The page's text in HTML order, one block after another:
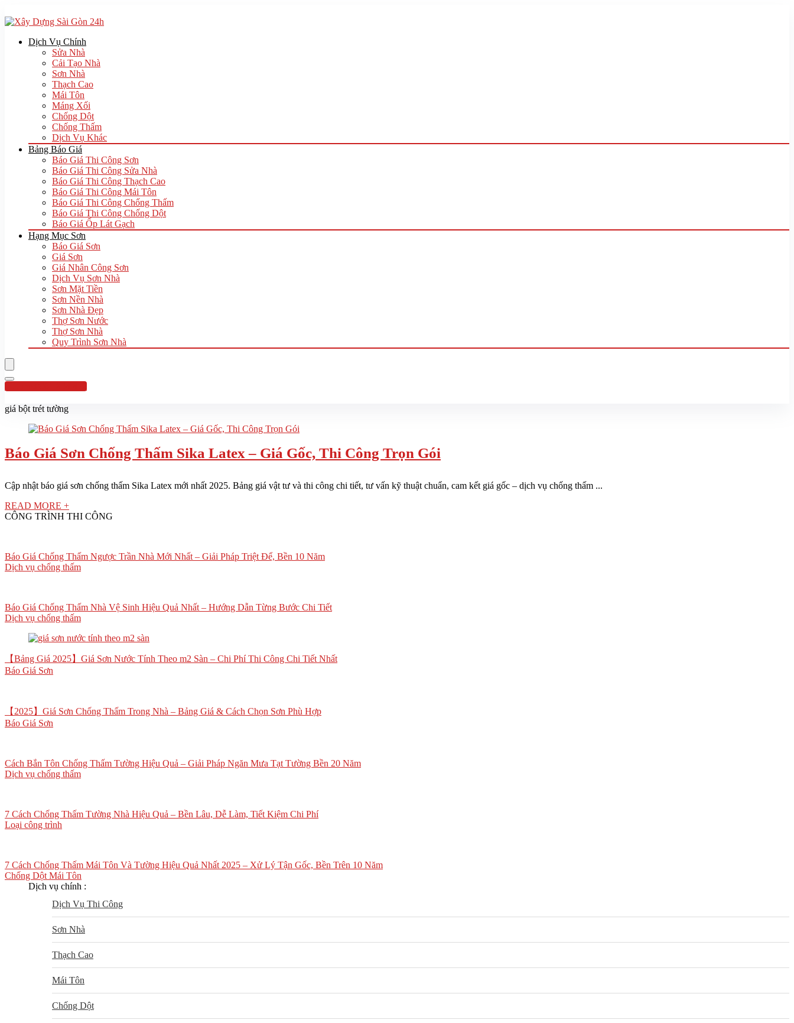
Dịch Vụ Chính
Sửa Nhà
Cải Tạo Nhà
Sơn Nhà
Thạch Cao
Mái Tôn
Máng Xối
Chống Dột
Chống Thấm
Dịch Vụ Khác
Bảng Báo Giá
Báo Giá Thi Công Sơn
Báo Giá Thi Công Sửa Nhà
Báo Giá Thi Công Thạch Cao
Báo Giá Thi Công Mái Tôn
Báo Giá Thi Công Chống Thấm
Báo Giá Thi Công Chống Dột
Báo Giá Ốp Lát Gạch
Hạng Mục Sơn
Báo Giá Sơn
Giá Sơn
Giá Nhân Công Sơn
Dịch Vụ Sơn Nhà
Sơn Mặt Tiền
Sơn Nền Nhà
Sơn Nhà Đẹp
Thợ Sơn Nước
Thợ Sơn Nhà
Quy Trình Sơn Nhà
Hotline:0961 894 472
giá bột trét tường
Báo Giá Sơn Chống Thấm Sika Latex – Giá Gốc, Thi Công Trọn Gói
Cập nhật báo giá sơn chống thấm Sika Latex mới nhất 2025. Bảng giá vật tư và thi công chi tiết, tư vấn kỹ thuật chuẩn, cam kết giá gốc – dịch vụ chống thấm ...
READ MORE +
CÔNG TRÌNH THI CÔNG
Báo Giá Chống Thấm Ngược Trần Nhà Mới Nhất – Giải Pháp Triệt Để, Bền 10 Năm
Dịch vụ chống thấm
Báo Giá Chống Thấm Nhà Vệ Sinh Hiệu Quả Nhất – Hướng Dẫn Từng Bước Chi Tiết
Dịch vụ chống thấm
【Bảng Giá 2025】Giá Sơn Nước Tính Theo m2 Sàn – Chi Phí Thi Công Chi Tiết Nhất
Báo Giá Sơn
【2025】Giá Sơn Chống Thấm Trong Nhà – Bảng Giá & Cách Chọn Sơn Phù Hợp
Báo Giá Sơn
Cách Bắn Tôn Chống Thấm Tường Hiệu Quả – Giải Pháp Ngăn Mưa Tạt Tường Bền 20 Năm
Dịch vụ chống thấm
7 Cách Chống Thấm Tường Nhà Hiệu Quả – Bền Lâu, Dễ Làm, Tiết Kiệm Chi Phí
Loại công trình
7 Cách Chống Thấm Mái Tôn Và Tường Hiệu Quả Nhất 2025 – Xử Lý Tận Gốc, Bền Trên 10 Năm
Chống Dột Mái Tôn
Dịch vụ chính :
Dịch Vụ Thi Công
Sơn Nhà
Thạch Cao
Mái Tôn
Chống Dột